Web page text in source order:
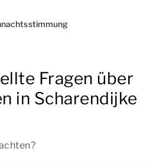
Fragen über
in Scharendijke